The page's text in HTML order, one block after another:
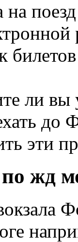
на
ли
эти
жд